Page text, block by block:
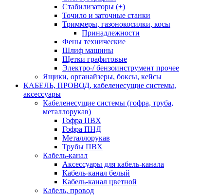
Стабилизаторы (+)
Точило и заточные станки
Триммеры, газонокосилки, косы
Принадлежности
Фены технические
Шлиф машины
Щетки графитовые
Электро-/ бензоинструмент прочее
Ящики, органайзеры, боксы, кейсы
КАБЕЛЬ, ПРОВОД, кабеленесущие системы,
аксессуары
Кабеленесущие системы (гофра, труба,
металлорукав)
Гофра ПВХ
Гофра ПНД
Металлорукав
Трубы ПВХ
Кабель-канал
Аксессуары для кабель-канала
Кабель-канал белый
Кабель-канал цветной
Кабель, провод